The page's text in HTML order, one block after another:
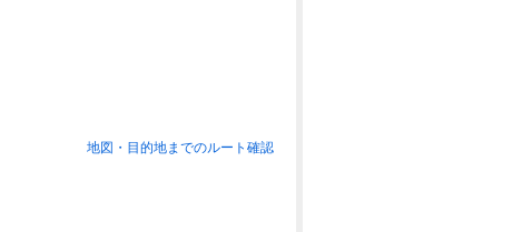
地図・目的地までのルート確認